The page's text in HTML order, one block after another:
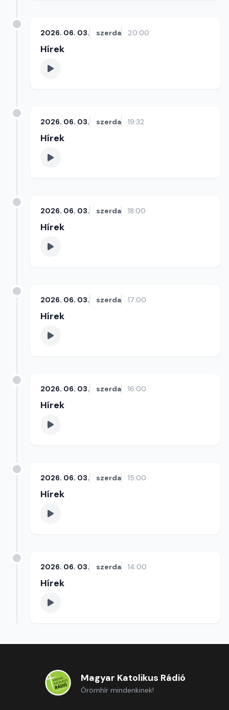
2026. 06. 03. szerda 20:00
Hírek
2026. 06. 03. szerda 19:32
Hírek
2026. 06. 03. szerda 18:00
Hírek
2026. 06. 03. szerda 17:00
Hírek
2026. 06. 03. szerda 16:00
Hírek
2026. 06. 03. szerda 15:00
Hírek
2026. 06. 03. szerda 14:00
Hírek
Magyar Katolikus Rádió
Örömhír mindenkinek!